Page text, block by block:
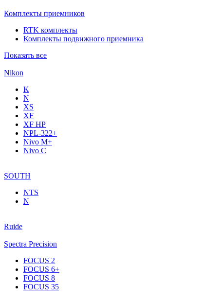
Комплекты приемников
RTK комплекты
Комплекты подвижного приемника
Показать все
Nikon
K
N
XS
XF
XF НР
NPL-322+
Nivo M+
Nivo C
SOUTH
NTS
N
Ruide
Spectra Precision
FOCUS 2
FOCUS 6+
FOCUS 8
FOCUS 35